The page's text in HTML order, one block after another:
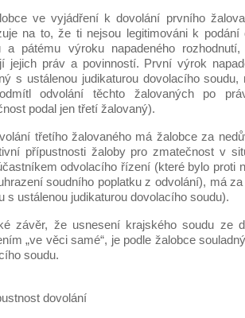
ve vyjádření k dovolání prvního
na to, že ti nejsou legitimováni k podání
a pátému výroku napadeného
jejich práv a povinností. První výrok
s ustálenou judikaturou dovolacího
odvolání těchto žalovaných po
podal jen třetí žalovaný).
třetího žalovaného má žalobce za
přípustnosti žaloby pro zmatečnost v
odvolacího řízení (které bylo proti
soudního poplatku z odvolání), má
s ustálenou judikaturou dovolacího soudu).
závěr, že usnesení krajského soudu ze
„ve věci samé“, je podle žalobce
soudu.
dovolání